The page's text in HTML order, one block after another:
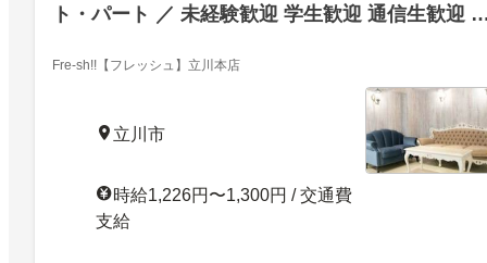
ト・パート ／ 未経験歓迎 学生歓迎 通信生歓迎
Fre-sh!!【フレッシュ】立川本店
立川市
時給1,226円〜1,300円 / 交通費
支給